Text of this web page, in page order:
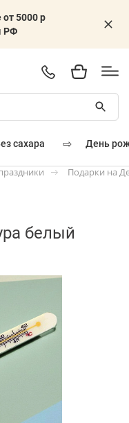
5000 р
РФ
без сахара ⇨ день
Подарки на
белый